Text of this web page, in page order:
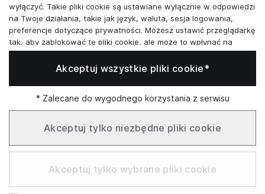
Skontaktuj się z nami
+48573581161
info@reytel.pl
Whatsapp
Infolinia: Pn–Pt 09:00–17:00
wyłączyć. Takie pliki cookie są ustawiane wyłącznie w odpowiedzi
na Twoje działania, takie jak język, waluta, sesja logowania,
preferencje dotyczące prywatności. Możesz ustawić przeglądarkę
tak, aby zablokować te pliki cookie, ale może to wpłynąć na
sposób działania naszej witryny.
Analizy i statystyki
Marketing i retargeting
Te pliki cookie są zwykle ustawiane przez naszych partnerów
marketingowych i reklamowych. Mogą być przez nich
wykorzystywane do tworzenia profilu Twoich zainteresowań, a
następnie wyświetlania odpowiednich reklam. Jeśli nie zezwolisz
Twoich interesów.
Funkcjonalne pliki cookie
Akceptuj wszystkie pliki cookie*
* Zalecane do wygodnego korzystania z serwisu
Akceptuj tylko niezbędne pliki cookie
Akceptuj tylko wybrane pliki cookie